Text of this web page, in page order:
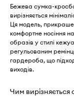
Бежева сумка-
вирізняється
Ця модель,
комфортне носіння
образів у стилі
регульованим
гардероба, що
виходів.
Чим вирізняється